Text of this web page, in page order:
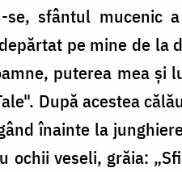
sfântul mucenic
pe mine de la
puterea mea și
După acestea
înainte la
veseli, grăia: